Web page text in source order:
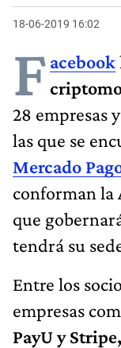
18-06-2019 16:02
F acebook
28 empresas
las que se
Mercado
conforman la
que
tendrá su
Entre los
empresas
PayU y